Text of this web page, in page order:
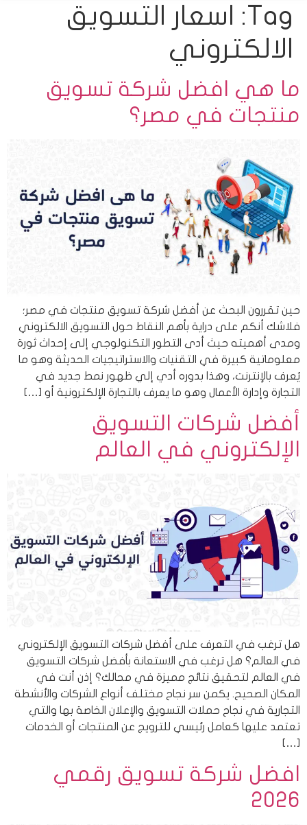
Tag:
اسعار التسويق
الالكتروني
ما هي افضل شركة تسويق
منتجات في مصر؟
حين تقررون البحث عن أفضل شركة تسويق منتجات في مصر؛
فلاشك أنكم على دراية بأهم النقاط حول التسويق الالكتروني
ومدى أهميته حيث أدى التطور التكنولوجي إلى إحداث ثورة
معلوماتية كبيرة في التقنيات والاستراتيجيات الحديثة وهو ما
يُعرف بالإنترنت، وهذا بدوره أدي إلي ظهور نمط جديد في
التجارة وإدارة الأعمال وهو ما يعرف بالتجارة الإلكترونية أو […]
أفضل شركات التسويق
الإلكتروني في العالم
هل ترغب في التعرف على أفضل شركات التسويق الإلكتروني
في العالم؟ هل ترغب في الاستعانة بأفضل شركات التسويق
في العالم لتحقيق نتائج مميزة في محالك؟ إذن أنت في
المكان الصحيح. يكمن سر نجاح مختلف أنواع الشركات والأنشطة
التجارية في نجاح حملات التسويق والإعلان الخاصة بها والتي
تعتمد عليها كعامل رئيسي للترويج عن المنتجات أو الخدمات
[…]
افضل شركة تسويق رقمي
2026